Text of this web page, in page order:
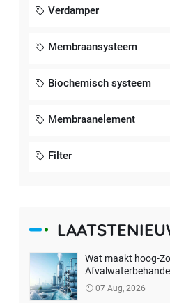
Verdamper
Membraansysteem
Biochemisch systeem
Membraanelement
Filter
Wat maakt hoog-
moeilijk? Hoe kan
07 Aug, 2026